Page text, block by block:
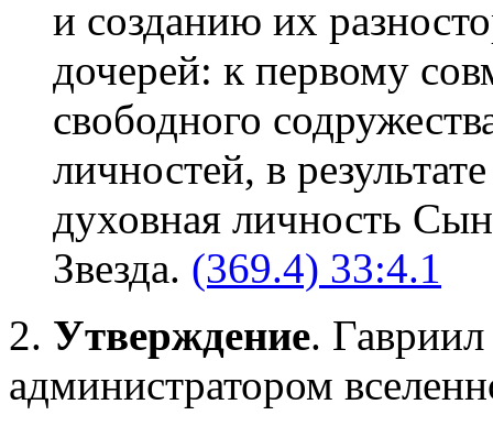
и созданию их
дочерей: к первому
свободного
личностей, в
духовная личность
Звезда. (369.4) 33:4.1
2. Утверждение. Гавриил
администратором